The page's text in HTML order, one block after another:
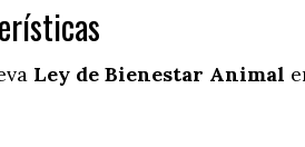
Ley de Bienestar Animal